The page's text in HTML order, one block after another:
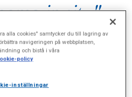
in situ"
alla cookies" samtycker du till lagring av
navigeringen på webbplatsen,
och bistå i våra
policy
inställningar